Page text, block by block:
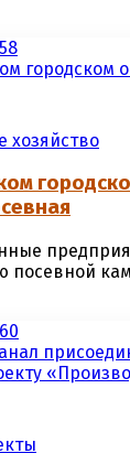
хозяйство